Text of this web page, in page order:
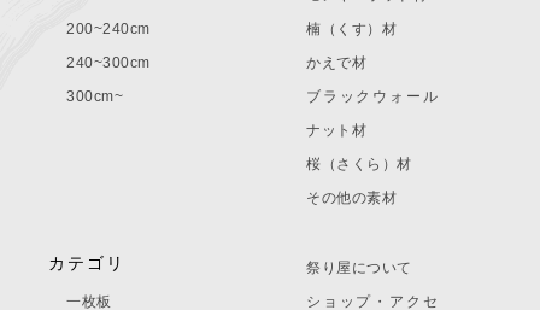
200~240cm
240~300cm
300cm~
楠（くす）材
かえで材
ブラックウォール
ナット材
桜（さくら）材
その他の素材
カテゴリ
一枚板
祭り屋について
ショップ・アクセ